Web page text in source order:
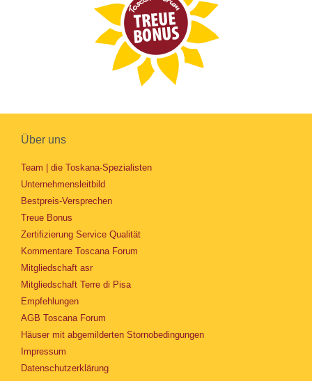
Über uns
Team | die Toskana-Spezialisten
Unternehmensleitbild
Bestpreis-Versprechen
Treue Bonus
Zertifizierung Service Qualität
Kommentare Toscana Forum
Mitgliedschaft asr
Mitgliedschaft Terre di Pisa
Empfehlungen
AGB Toscana Forum
Häuser mit abgemilderten Stornobedingungen
Impressum
Datenschutzerklärung